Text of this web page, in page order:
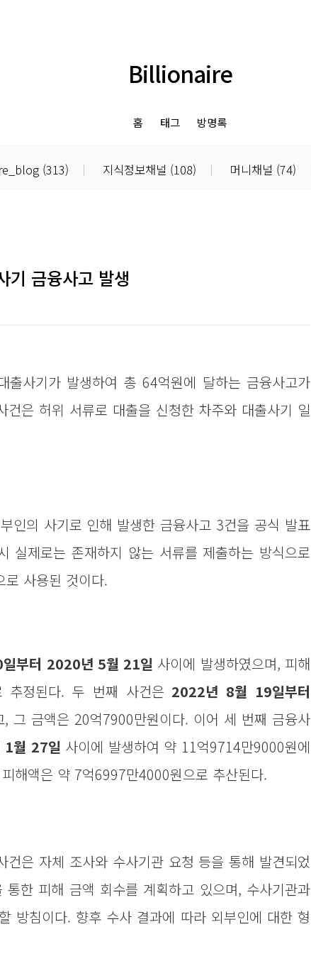
Billionaire
홈 태그 방명록
(313) 지식정보채널 (108) 머니채널 (74)
기 금융사고 발생
출사기가 발생하여 총 64억원에 달하는 금융사고가
건은 허위 서류로 대출을 신청한 차주와 대출사기 일
인의 사기로 인해 발생한 금융사고 3건을 공식 발표
실제로는 존재하지 않는 서류를 제출하는 방식으로
로 사용된 것이다.
부터 2020년 5월 21일 사이에 발생하였으며, 피해
추정된다. 두 번째 사건은 2022년 8월 19일부터
, 그 금액은 20억7900만원이다. 이어 세 번째 금융사
월 27일 사이에 발생하여 약 11억9714만9000원에
해액은 약 7억6997만4000원으로 추산된다.
건은 자체 조사와 수사기관 요청 등을 통해 발견되었
통한 피해 금액 회수를 계획하고 있으며, 수사기관과
방침이다. 향후 수사 결과에 따라 외부인에 대한 형